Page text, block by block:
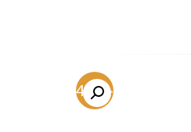
-54.2%